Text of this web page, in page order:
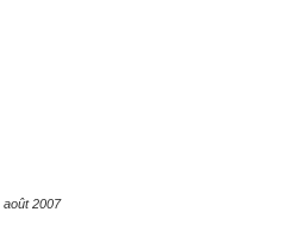
2007